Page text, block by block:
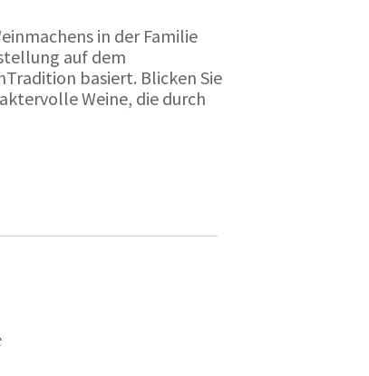
in der Familie
auf dem
basiert. Blicken Sie
Weine, die durch